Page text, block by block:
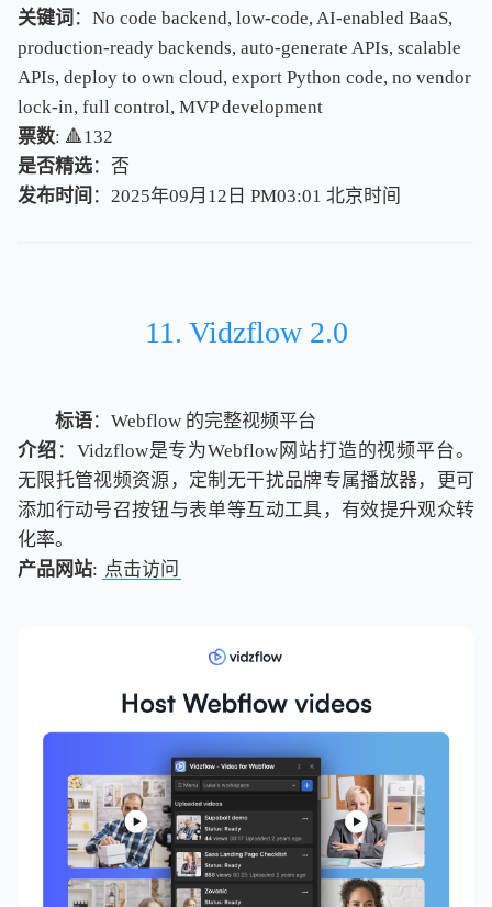
关键词 ：No code backend, low-code, AI-enabled BaaS,
production-ready backends, auto-generate APIs, scalable
APIs, deploy to own cloud, export Python code, no vendor
lock-in, full control, MVP development
票数: 🔺132
是否精选：否
发布时间 ：2025年09月12日 PM03:01 北京时间
北京时间
11. Vidzflow 2.0
标语：Webflow 的完整视频平台
介绍 ：Vidzflow是专为Webflow网站打造的视频平台。
无限托管视频资源，定制无干扰品牌专属播放器，更可
添加行动号召按钮与表单等互动工具，有效提升观众转
化率。
产品网站: 点击访问